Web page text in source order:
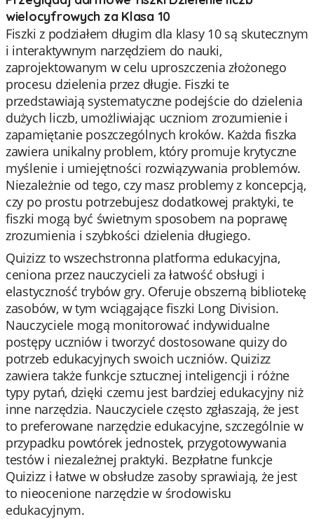
wielocyfrowych za Klasa 10
Fiszki z podziałem długim dla klasy 10 są skutecznym
i interaktywnym narzędziem do nauki,
zaprojektowanym w celu uproszczenia złożonego
procesu dzielenia przez długie. Fiszki te
przedstawiają systematyczne podejście do dzielenia
dużych liczb, umożliwiając uczniom zrozumienie i
zapamiętanie poszczególnych kroków. Każda fiszka
zawiera unikalny problem, który promuje krytyczne
myślenie i umiejętności rozwiązywania problemów.
Niezależnie od tego, czy masz problemy z koncepcją,
czy po prostu potrzebujesz dodatkowej praktyki, te
fiszki mogą być świetnym sposobem na poprawę
zrozumienia i szybkości dzielenia długiego.
Quizizz to wszechstronna platforma edukacyjna,
ceniona przez nauczycieli za łatwość obsługi i
elastyczność trybów gry. Oferuje obszerną bibliotekę
zasobów, w tym wciągające fiszki Long Division.
Nauczyciele mogą monitorować indywidualne
postępy uczniów i tworzyć dostosowane quizy do
potrzeb edukacyjnych swoich uczniów. Quizizz
zawiera także funkcje sztucznej inteligencji i różne
typy pytań, dzięki czemu jest bardziej edukacyjny niż
inne narzędzia. Nauczyciele często zgłaszają, że jest
to preferowane narzędzie edukacyjne, szczególnie w
przypadku powtórek jednostek, przygotowywania
testów i niezależnej praktyki. Bezpłatne funkcje
Quizizz i łatwe w obsłudze zasoby sprawiają, że jest
to nieocenione narzędzie w środowisku
edukacyjnym.